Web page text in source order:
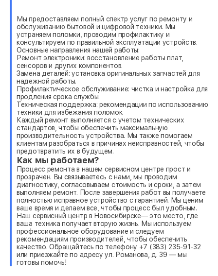
Мы предоставляем полный спектр услуг по ремонту и
обслуживанию бытовой и цифровой техники. Мы
устраняем поломки, проводим профилактику и
консультируем по правильной эксплуатации устройств.
Основные направления нашей работы:
Ремонт электроники: восстановление работы плат,
сенсоров и других компонентов.
Замена деталей: установка оригинальных запчастей для
надежной работы.
Профилактическое обслуживание: чистка и настройка для
продления срока службы.
Техническая поддержка: рекомендации по использованию
техники для избежания поломок.
Каждый ремонт выполняется с учетом технических
стандартов, чтобы обеспечить максимальную
производительность устройства. Мы также помогаем
клиентам разобраться в причинах неисправностей, чтобы
предотвратить их в будущем.
Как мы работаем?
Процесс ремонта в нашем сервисном центре прост и
прозрачен. Вы связываетесь с нами, мы проводим
диагностику, согласовываем стоимость и сроки, а затем
выполняем ремонт. После завершения работ вы получаете
полностью исправное устройство с гарантией. Мы ценим
ваше время и делаем все, чтобы процесс был удобным.
Наш сервисный центр в Новосибирске— это место, где
ваша техника получает вторую жизнь. Мы используем
профессиональное оборудование и следуем
рекомендациям производителей, чтобы обеспечить
качество. Обращайтесь по телефону +7 (383) 235-91-32
или приезжайте по адресу ул. Романова, д. 39 — мы
готовы помочь!